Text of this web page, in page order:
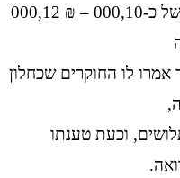
תלושים מכחלון כהלוואה, בהיקף של כ-000,10 – ₪ 000,12
לו החוקרים שכחלון
וכעת טענתו